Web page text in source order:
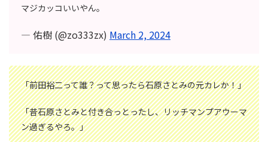
マジカッコいいやん。
— 佑樹 (@zo333zx) March 2, 2024
「前田裕二って誰？って思ったら石原さとみの元カレか！」
「昔石原さとみと付き合っとったし、リッチマンプアウーマ
ン過ぎるやろ。」